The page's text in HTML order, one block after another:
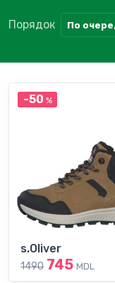
Порядок По
-50 %
s.Oliver
1490 745 MDL